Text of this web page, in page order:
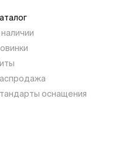
наличии
оснащения